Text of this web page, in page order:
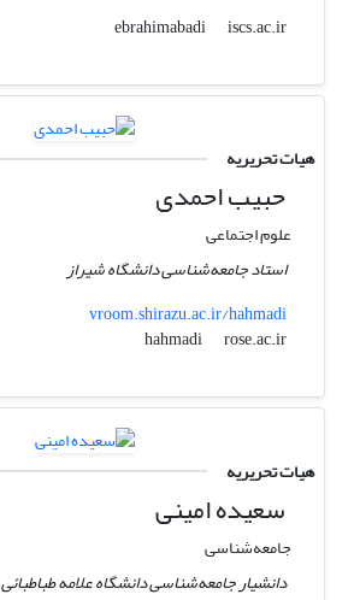
ebrahimabadi
iscs.ac.ir
هیات تحریریه
حبیب احمدی
علوم اجتماعی
استاد جامعه‌شناسی دانشگاه شیراز
vroom.shirazu.ac.ir/hahmadi
hahmadi
rose.ac.ir
هیات تحریریه
سعیده امینی
جامعه‌شناسی
دانشیار جامعه‌شناسی دانشگاه علامه طباطبائی